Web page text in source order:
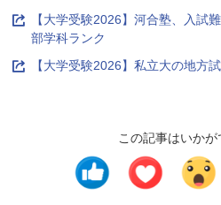
【大学受験2026】河合塾、入試
部学科ランク
【大学受験2026】私立大の地方
この記事はいかが